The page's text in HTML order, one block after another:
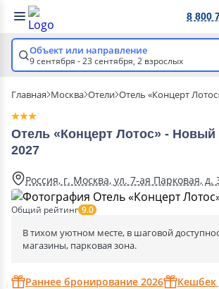
8 800
Объект или направление
9 сентября - 23 сентября, 2 взрослых
Главная Москва Отели Отель «Концерт
Отель «Концерт Лотос» - Новый
2027
Россия, г. Москва, ул. 7-ая Парковая, д.
Общий рейтинг 9.0
В тихом уютном месте, в шаговой
магазины, парковая зона.
Раннее бронирование 2026
Кешбек